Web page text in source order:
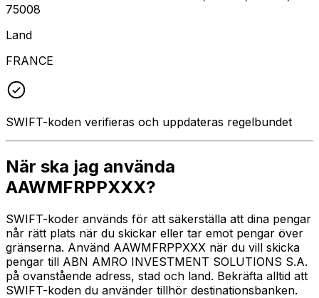
75008
Land
FRANCE
SWIFT-koden verifieras och uppdateras regelbundet
När ska jag använda
AAWMFRPPXXX?
SWIFT-koder används för att säkerställa att dina pengar
når rätt plats när du skickar eller tar emot pengar över
gränserna. Använd AAWMFRPPXXX när du vill skicka
pengar till ABN AMRO INVESTMENT SOLUTIONS S.A.
på ovanstående adress, stad och land. Bekräfta alltid att
SWIFT-koden du använder tillhör destinationsbanken.